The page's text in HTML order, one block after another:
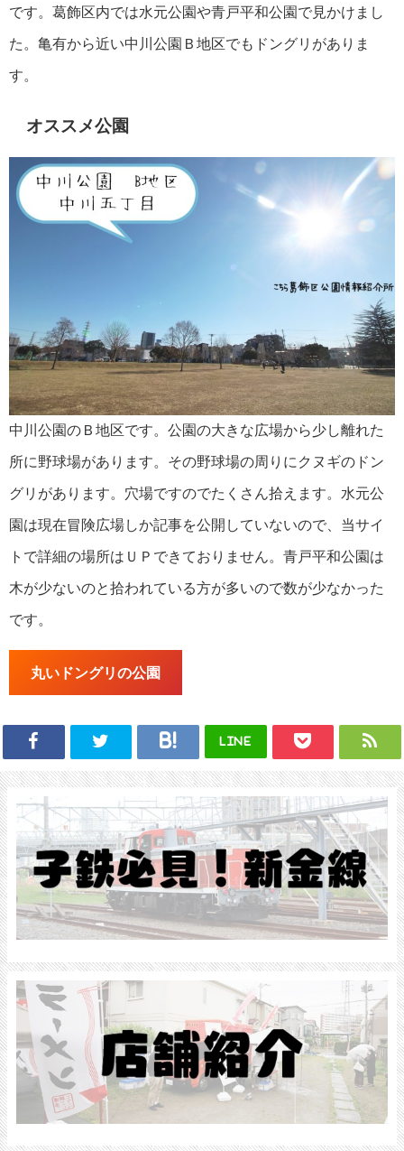
です。葛飾区内では水元公園や青戸平和公園で見かけまし
た。亀有から近い中川公園Ｂ地区でもドングリがありま
す。
オススメ公園
中川公園のＢ地区です。公園の大きな広場から少し離れた
所に野球場があります。その野球場の周りにクヌギのドン
グリがあります。穴場ですのでたくさん拾えます。水元公
園は現在冒険広場しか記事を公開していないので、当サイ
トで詳細の場所はＵＰできておりません。青戸平和公園は
木が少ないのと拾われている方が多いので数が少なかった
です。
丸いドングリの公園
LINE